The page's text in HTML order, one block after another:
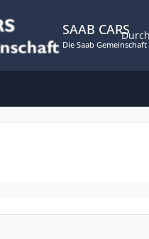
SAAB CARS
Die Saab Gemeinschaft